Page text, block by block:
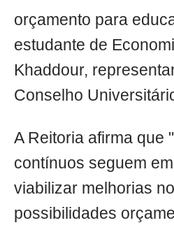
orçamento para
estudante de
Khaddour,
Conselho
A Reitoria afirma que
contínuos seguem
viabilizar melhorias
possibilidades